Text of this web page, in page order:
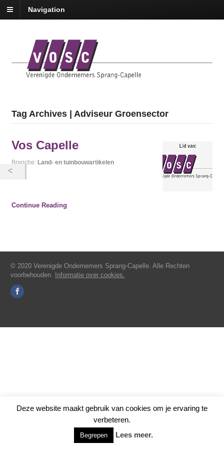
Navigation
Tag Archives | Adviseur Groensector
Vos Capelle
Branche: Land- en tuinbouwartikelen
Continue Reading
© 2020 Verenigde Ondernemers Sprang-Capelle. Alle Rechten
voorbehouden.
Informatie over cookies.
Deze website maakt gebruik van cookies om je ervaring te
verbeteren.
Begrepen Lees meer.